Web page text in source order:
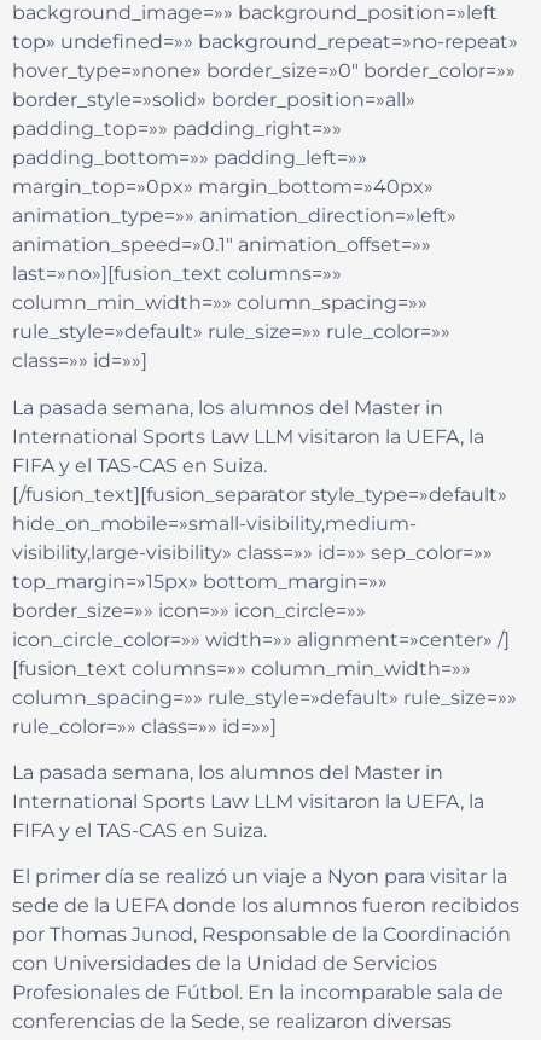
background_image=»» background_position=»left
top» undefined=»» background_repeat=»no-repeat»
hover_type=»none» border_size=»0″ border_color=»»
border_style=»solid» border_position=»all»
padding_top=»» padding_right=»»
padding_bottom=»» padding_left=»»
margin_top=»0px» margin_bottom=»40px»
animation_type=»» animation_direction=»left»
animation_speed=»0.1″ animation_offset=»»
last=»no»][fusion_text columns=»»
column_min_width=»» column_spacing=»»
rule_style=»default» rule_size=»» rule_color=»»
class=»» id=»»]
La pasada semana, los alumnos del Master in
International Sports Law LLM visitaron la UEFA, la
FIFA y el TAS-CAS en Suiza.
[/fusion_text][fusion_separator style_type=»default»
hide_on_mobile=»small-visibility,medium-
visibility,large-visibility» class=»» id=»» sep_color=»»
top_margin=»15px» bottom_margin=»»
border_size=»» icon=»» icon_circle=»»
icon_circle_color=»» width=»» alignment=»center» /]
[fusion_text columns=»» column_min_width=»»
column_spacing=»» rule_style=»default» rule_size=»»
rule_color=»» class=»» id=»»]
La pasada semana, los alumnos del Master in
International Sports Law LLM visitaron la UEFA, la
FIFA y el TAS-CAS en Suiza.
El primer día se realizó un viaje a Nyon para visitar la
sede de la UEFA donde los alumnos fueron recibidos
por Thomas Junod, Responsable de la Coordinación
con Universidades de la Unidad de Servicios
Profesionales de Fútbol. En la incomparable sala de
conferencias de la Sede, se realizaron diversas